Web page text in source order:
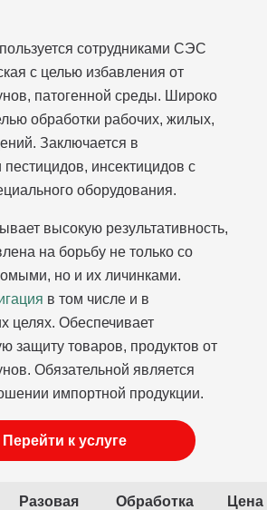
сотрудниками СЭС
с целью избавления от
патогенной среды. Широко
обработки рабочих, жилых,
Заключается в
инсектицидов с
оборудования.
высокую результативность,
на борьбу не только со
но и их личинками.
в том числе и в
целях. Обеспечивает
защиту товаров, продуктов от
Обязательной является
импортной продукции.
Перейти к услуге
Разовая
Обработка
Цена